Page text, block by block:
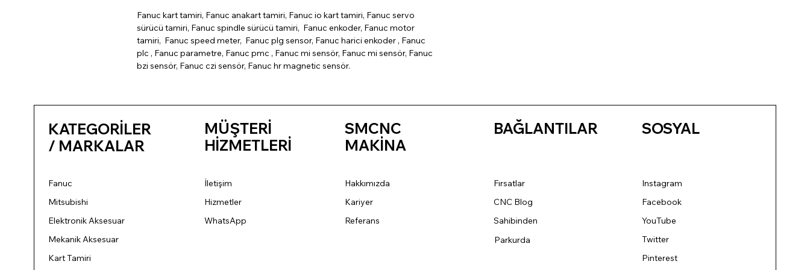
Fanuc kart tamiri, Fanuc anakart tamiri, Fanuc io kart tamiri, Fanuc servo
sürücü tamiri, Fanuc spindle sürücü tamiri, Fanuc enkoder, Fanuc motor
tamiri, Fanuc speed meter, Fanuc plg sensor, Fanuc harici enkoder , Fanuc
plc , Fanuc parametre, Fanuc pmc , Fanuc mi sensör, Fanuc mi sensör, Fanuc
bzi sensör, Fanuc czi sensör, Fanuc hr magnetic sensör.
KATEGORİLER
/ MARKALAR
Fanuc
Mitsubishi
Elektronik Aksesuar
Mekanik Aksesuar
Kart Tamiri
MÜŞTERİ
HİZMETLERİ
İletişim
Hizmetler
WhatsApp
SMCNC
MAKİNA
Hakkımızda
Kariyer
Referans
BAĞLANTILAR
Fırsatlar
CNC Blog
Sahibinden
Parkurda
SOSYAL
Instagram
Facebook
YouTube
Twitter
Pinterest